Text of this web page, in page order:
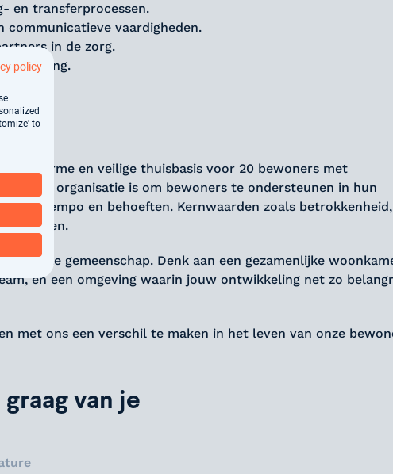
en transferprocessen.
communicatieve vaardigheden.
in de zorg.
warme en veilige thuisbasis voor 20 bewoners met
van de organisatie is om bewoners te ondersteunen in hun
tempo en behoeften. Kernwaarden zoals betrokkenheid,
ze doen.
hechte gemeenschap. Denk aan een gezamenlijke
en een omgeving waarin jouw ontwikkeling net zo
met ons een verschil te maken in het leven van onze
van je
policy
to